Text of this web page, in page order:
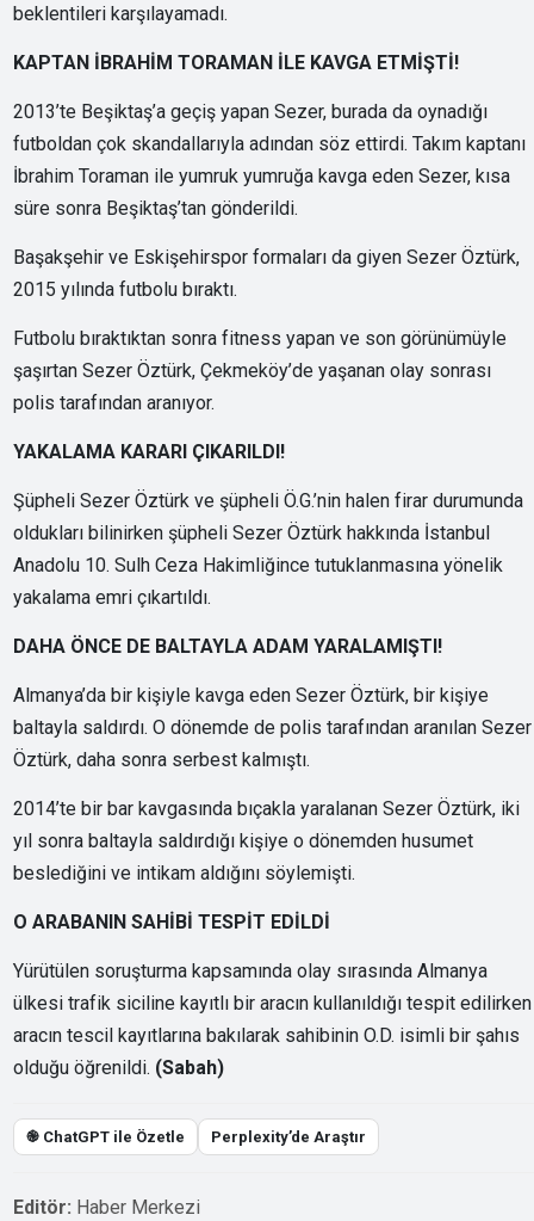
beklentileri karşılayamadı.
KAPTAN İBRAHİM TORAMAN İLE KAVGA ETMİŞTİ!
2013’te Beşiktaş’a geçiş yapan Sezer, burada da oynadığı
futboldan çok skandallarıyla adından söz ettirdi. Takım kaptanı
İbrahim Toraman ile yumruk yumruğa kavga eden Sezer, kısa
süre sonra Beşiktaş’tan gönderildi.
Başakşehir ve Eskişehirspor formaları da giyen Sezer Öztürk,
2015 yılında futbolu bıraktı.
Futbolu bıraktıktan sonra fitness yapan ve son görünümüyle
şaşırtan Sezer Öztürk, Çekmeköy’de yaşanan olay sonrası
polis tarafından aranıyor.
YAKALAMA KARARI ÇIKARILDI!
Şüpheli Sezer Öztürk ve şüpheli Ö.G.’nin halen firar durumunda
oldukları bilinirken şüpheli Sezer Öztürk hakkında İstanbul
Anadolu 10. Sulh Ceza Hakimliğince tutuklanmasına yönelik
yakalama emri çıkartıldı.
DAHA ÖNCE DE BALTAYLA ADAM YARALAMIŞTI!
Almanya’da bir kişiyle kavga eden Sezer Öztürk, bir kişiye
baltayla saldırdı. O dönemde de polis tarafından aranılan Sezer
Öztürk, daha sonra serbest kalmıştı.
2014’te bir bar kavgasında bıçakla yaralanan Sezer Öztürk, iki
yıl sonra baltayla saldırdığı kişiye o dönemden husumet
beslediğini ve intikam aldığını söylemişti.
O ARABANIN SAHİBİ TESPİT EDİLDİ
Yürütülen soruşturma kapsamında olay sırasında Almanya
ülkesi trafik siciline kayıtlı bir aracın kullanıldığı tespit edilirken
aracın tescil kayıtlarına bakılarak sahibinin O.D. isimli bir şahıs
olduğu öğrenildi. (Sabah)
֎ ChatGPT ile Özetle Perplexity’de Araştır
Editör: Haber Merkezi